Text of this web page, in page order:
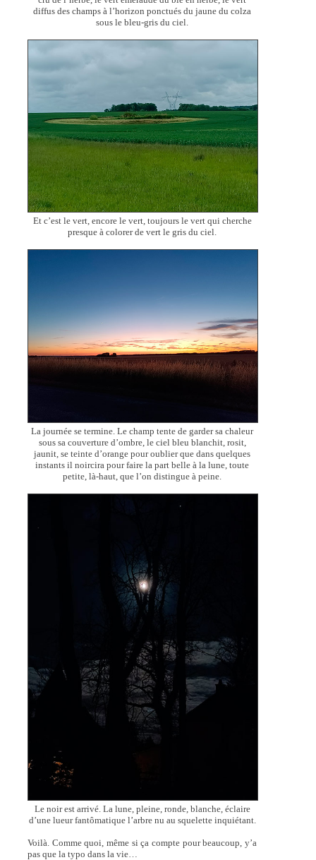
diffus des champs à l’horizon ponctués du jaune du colza
sous le bleu-gris du ciel.
Et c’est le vert, encore le vert, toujours le vert qui cherche
presque à colorer de vert le gris du ciel.
La journée se termine. Le champ tente de garder sa chaleur
sous sa couverture d’ombre, le ciel bleu blanchit, rosit,
jaunit, se teinte d’orange pour oublier que dans quelques
instants il noircira pour faire la part belle à la lune, toute
petite, là-haut, que l’on distingue à peine.
Le noir est arrivé. La lune, pleine, ronde, blanche, éclaire
d’une lueur fantômatique l’arbre nu au squelette inquiétant.
Voilà. Comme quoi, même si ça compte pour beaucoup, y’a
pas que la typo dans la vie…